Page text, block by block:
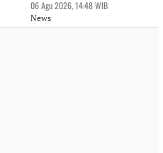
06 Agu 2026, 14:48 WIB
News